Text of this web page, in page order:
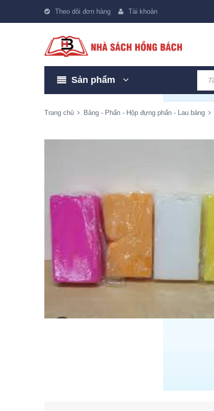
Theo dõi đơn hàng Tài khoản
Sản phẩm
Trang chủ Bảng - Phấn - Hộp đựng phấn - Lau bảng